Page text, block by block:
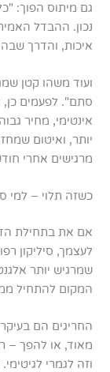
גם מיתוס הפוך:
נכון. ההבדל
איכות, והדרך
ועוד משהו קטן
סתם". לפעמים כן,
אינטימי, מחיר
יותר, ואיטום
מרגישים אחרי
כשזה תלוי – למי
אם את בתחילת
לעצמך, סיליקון
שמרגיש יותר
המקום להתחיל
החריגים הם
מאוד, או להפך –
וזה לגמרי